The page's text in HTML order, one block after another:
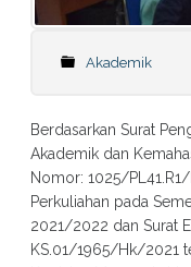
Akademik
Berdasarkan Surat
Akademik dan
Nomor: 1025/
Perkuliahan pada
2021/2022 dan Surat
KS.01/1965/Hk/2021